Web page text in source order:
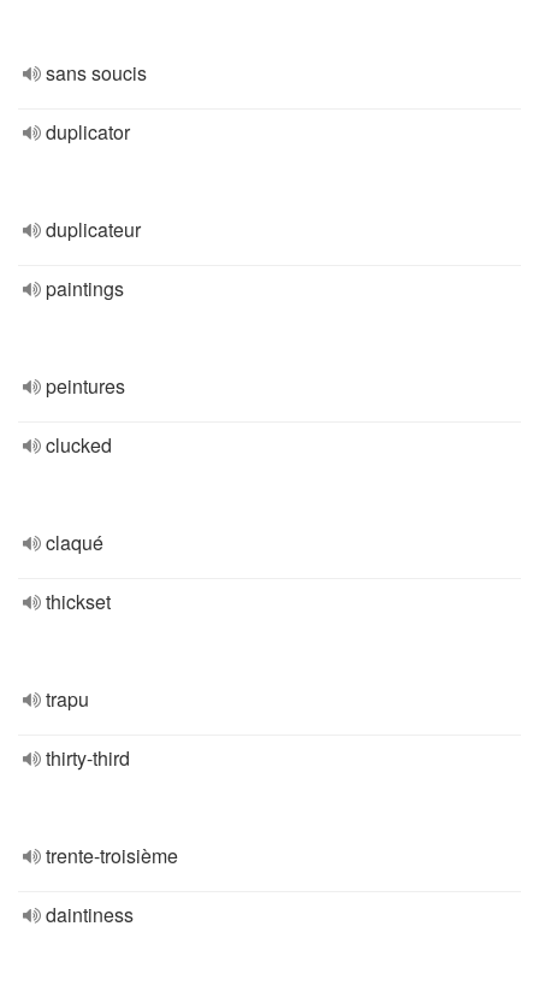
sans soucis
duplicator
duplicateur
paintings
peintures
clucked
claqué
thickset
trapu
thirty-third
trente-troisième
daintiness